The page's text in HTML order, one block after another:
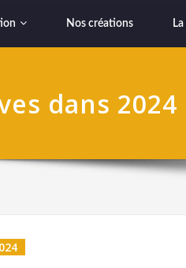
Nos créations
dans 2024